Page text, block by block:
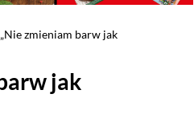
zmieniam barw jak
jak